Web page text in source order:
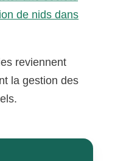
de nids dans
reviennent
la gestion des